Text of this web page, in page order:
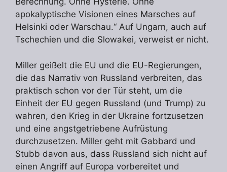
apokalyptische Visionen eines Marsches auf
Helsinki oder Warschau.“ Auf Ungarn, auch auf
Tschechien und die Slowakei, verweist er nicht.
Miller geißelt die EU und die EU-Regierungen,
die das Narrativ von Russland verbreiten, das
praktisch schon vor der Tür steht, um die
Einheit der EU gegen Russland (und Trump) zu
wahren, den Krieg in der Ukraine fortzusetzen
und eine angstgetriebene Aufrüstung
durchzusetzen. Miller geht mit Gabbard und
Stubb davon aus, dass Russland sich nicht auf
einen Angriff auf Europa vorbereitet und